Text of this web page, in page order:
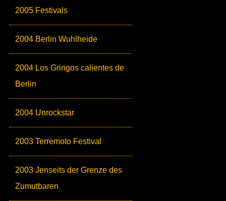
2005 Festivals
2004 Berlin Wuhlheide
2004 Los Gringos calientes de
Berlin
2004 Unrockstar
2003 Terremoto Festival
2003 Jenseits der Grenze des
Zumutbaren